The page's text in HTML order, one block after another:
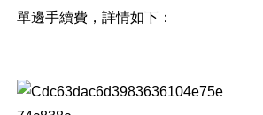
單邊手續費，詳情如下：